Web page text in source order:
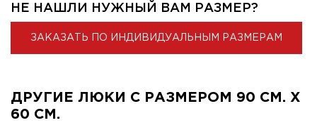
НЕ НАШЛИ НУЖНЫЙ ВАМ РАЗМЕР?
ЗАКАЗАТЬ ПО ИНДИВИДУАЛЬНЫМ РАЗМЕРАМ
ДРУГИЕ ЛЮКИ С РАЗМЕРОМ 90 СМ. X
60 СМ.